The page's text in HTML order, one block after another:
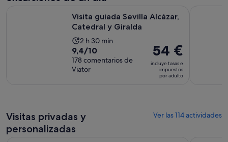
Visita guiada Sevilla Alcázar,
Catedral y Giralda
La
duración
de
la
2 horas
2 h 30 min
9.4
sobre
10
9,4/10
178 comentarios de
Viator
El
precio
es
de
adulto
54 €
incluye tasas e
impuestos
por adulto
Visitas privadas y
personalizadas
Ver las 114 actividades